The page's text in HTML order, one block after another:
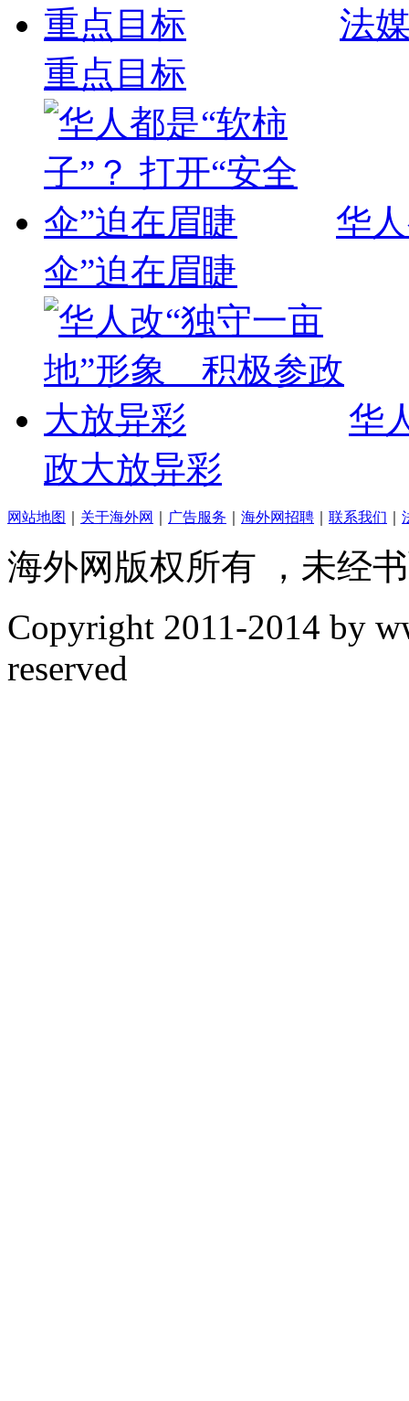
法
重点目标
华
伞”迫在眉睫
华
政大放异彩
网站地图 关于海外网 广告服务 海外网招聘 联系我们
海外网版权所有 ，未经
Copyright 2011-2014 by
reserved